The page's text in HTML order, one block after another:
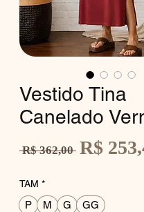
Vestido Tina
Canelado
R$ 362,00 Preço
R$
TAM *
P M G GG